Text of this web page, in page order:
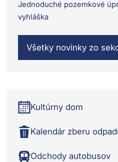
Jednoduché pozemkové
vyhláška
Všetky novinky zo
Kultúrny dom
Kalendár zberu
Odchody autobusov